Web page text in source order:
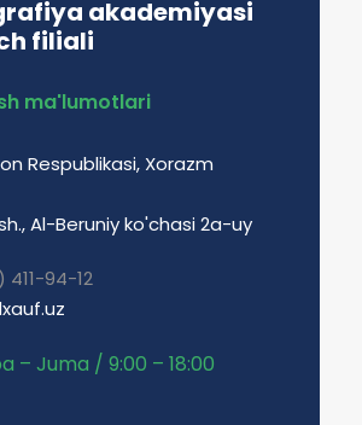
akademiyasi
filiali
ma'lumotlari
Respublikasi, Xorazm
Al-Beruniy ko'chasi 2a-uy
411-94-12
– Juma / 9:00 – 18:00